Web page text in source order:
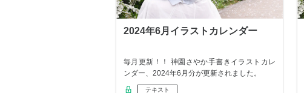
2024年6月イラストカレンダー
毎月更新！！ 神園さやか手書きイラストカレ
ンダー、2024年6月分が更新されました。
テキスト